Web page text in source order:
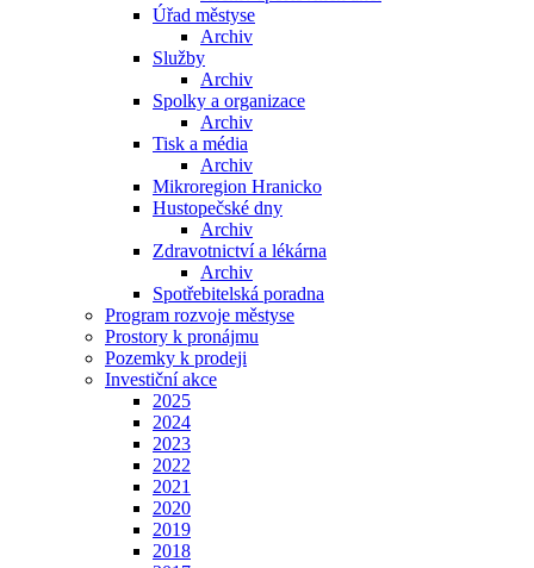
Úřad městyse
Archiv
Služby
Archiv
Spolky a organizace
Archiv
Tisk a média
Archiv
Mikroregion Hranicko
Hustopečské dny
Archiv
Zdravotnictví a lékárna
Archiv
Spotřebitelská poradna
Program rozvoje městyse
Prostory k pronájmu
Pozemky k prodeji
Investiční akce
2025
2024
2023
2022
2021
2020
2019
2018